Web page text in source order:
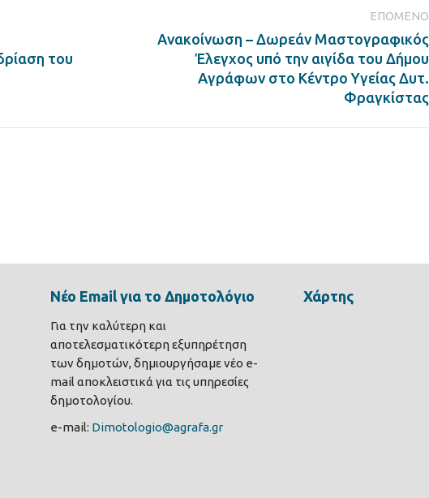
του
ΕΠΌΜΕΝΟ
Ανακοίνωση – Δωρεάν Μαστογραφικός
Έλεγχος υπό την αιγίδα του Δήμου
Αγράφων στο Κέντρο Υγείας Δυτ.
Φραγκίστας
Νέο Email για το Δημοτολόγιο
Για την καλύτερη και
αποτελεσματικότερη εξυπηρέτηση
των δημοτών, δημιουργήσαμε νέο e-
mail αποκλειστικά για τις υπηρεσίες
δημοτολογίου.
e-mail: Dimotologio@agrafa.gr
Χάρτης